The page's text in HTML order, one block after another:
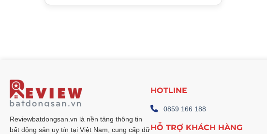
Reviewbatdongsan.vn là nền tảng thông tin
bất động sản uy tín tại Việt Nam, cung cấp dữ
HOTLINE
0859 166 188
HỖ TRỢ KHÁCH HÀNG